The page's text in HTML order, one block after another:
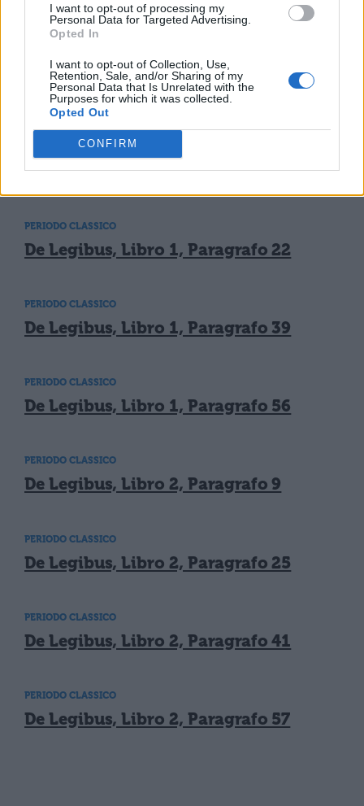
I want to opt-out of processing my
Personal Data for Targeted Advertising.
Opted In
I want to opt-out of Collection, Use,
Retention, Sale, and/or Sharing of my
Personal Data that Is Unrelated with the
Purposes for which it was collected.
Opted Out
CONFIRM
TI POTREBBE INTERESSARE
PERIODO CLASSICO
De Legibus, Libro 1,Paragrafo 4
PERIODO CLASSICO
De Legibus, Libro 1, Paragrafo 22
PERIODO CLASSICO
De Legibus, Libro 1, Paragrafo 39
PERIODO CLASSICO
De Legibus, Libro 1, Paragrafo 56
PERIODO CLASSICO
De Legibus, Libro 2, Paragrafo 9
PERIODO CLASSICO
De Legibus, Libro 2, Paragrafo 25
PERIODO CLASSICO
De Legibus, Libro 2, Paragrafo 41
PERIODO CLASSICO
De Legibus, Libro 2, Paragrafo 57